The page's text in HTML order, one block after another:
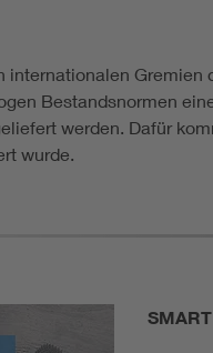
Bestandsnormen
werden. Dafür
wurde.